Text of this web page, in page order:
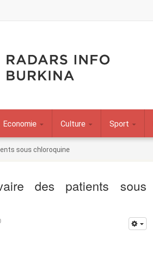
Economie Culture Sport
sous chloroquine
des patients sous